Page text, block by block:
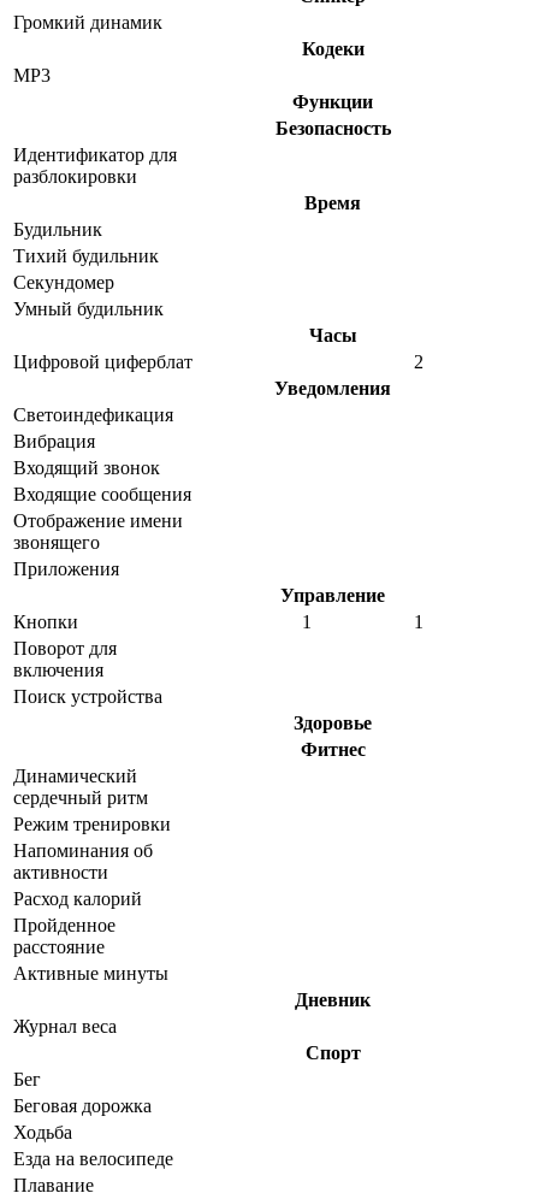
Громкий динамик
Кодеки
MP3
Функции
Безопасность
Идентификатор для
разблокировки
Время
Будильник
Тихий будильник
Секундомер
Умный будильник
Часы
Цифровой циферблат
2
Уведомления
Светоиндефикация
Вибрация
Входящий звонок
Входящие сообщения
Отображение имени
звонящего
Приложения
Управление
Кнопки
1
1
Поворот для
включения
Поиск устройства
Здоровье
Фитнес
Динамический
сердечный ритм
Режим тренировки
Напоминания об
активности
Расход калорий
Пройденное
расстояние
Активные минуты
Дневник
Журнал веса
Спорт
Бег
Беговая дорожка
Ходьба
Езда на велосипеде
Плавание